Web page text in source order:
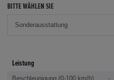
BITTE WÄHLEN SIE
Leistung
Beschleunigung (0-100 km/h)
-